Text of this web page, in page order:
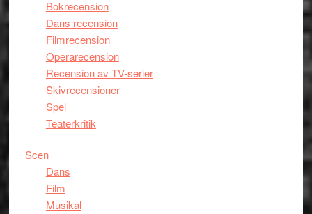
Bokrecension
Dans recension
Filmrecension
Operarecension
Recension av TV-serier
Skivrecensioner
Spel
Teaterkritik
Scen
Dans
Film
Musikal